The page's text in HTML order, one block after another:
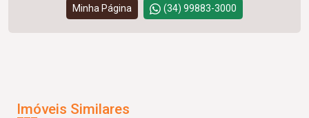
Minha Página (34) 99883-3000
Imóveis Similares